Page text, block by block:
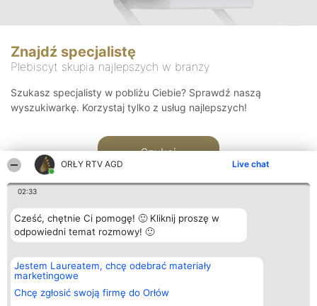
ORŁY RTV AGD Live chat
02:33
Cześć, chętnie Ci pomogę! 🙂 Kliknij proszę w
odpowiedni temat rozmowy! 🙂
Jestem Laureatem, chcę odebrać materiały
marketingowe
Chcę zgłosić swoją firmę do Orłów
Znajdź specjalistę
Plebiscyt skupia najlepszych w branży
Szukasz specjalisty w pobliżu Ciebie? Sprawdź naszą
wyszukiwarkę. Korzystaj tylko z usług najlepszych!
Szukaj
Organizator plebiscytu
Bright Side Solutions sp. z o.
o. sp. k.
ul. Ruska 22
Wrocław 50-079
Plebiscyt
Laureaci
wszystkich
Laureatów
Kontakt
Kontakt